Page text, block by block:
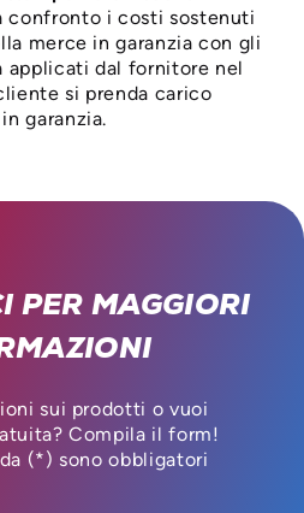
confronto i costi sostenuti
merce in garanzia con gli
applicati dal fornitore nel
si prenda carico
garanzia.
PER MAGGIORI
sui prodotti o vuoi
Compila il form!
(*) sono obbligatori